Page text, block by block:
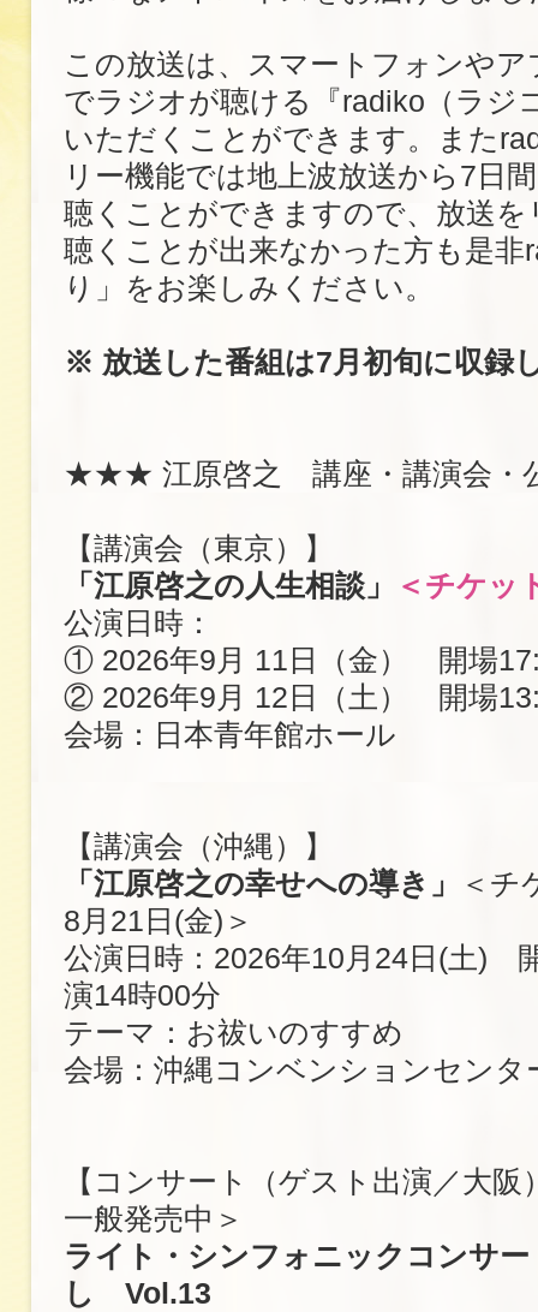
この放送は、スマートフォンや
でラジオが聴ける『radiko（ラジ
いただくことができます。また
リー機能では地上波放送から7日
聴くことができますので、放送
聴くことが出来なかった方も是非
り」をお楽しみください。
※ 放送した番組は7月初旬に収録
★★★ 江原啓之 講座・講演会
【講演会（東京）】
「江原啓之の人生相談」
＜チケッ
公演日時：
① 2026年9月 11日（金） 開場
② 2026年9月 12日（土） 開場
会場：日本青年館ホール
【講演会（沖縄）】
「江原啓之の幸せへの導き」
＜チ
8月21日(金)＞
公演日時：2026年10月24日(土)
演14時00分
テーマ：お祓いのすすめ
会場：沖縄コンベンションセン
【コンサート（ゲスト出演／大
一般発売中＞
ライト・シンフォニックコンサ
し Vol.13